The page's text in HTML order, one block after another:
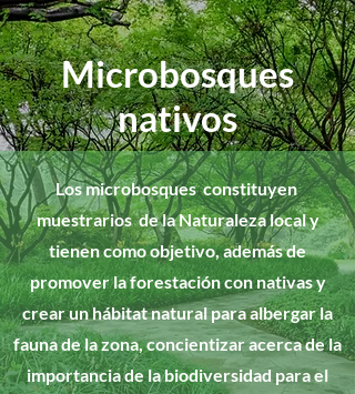
Microbosques
nativos
Los microbosques constituyen
muestrarios de la Naturaleza local y
tienen como objetivo, además de
promover la forestación con nativas y
crear un hábitat natural para albergar la
fauna de la zona, concientizar acerca de la
importancia de la biodiversidad para el